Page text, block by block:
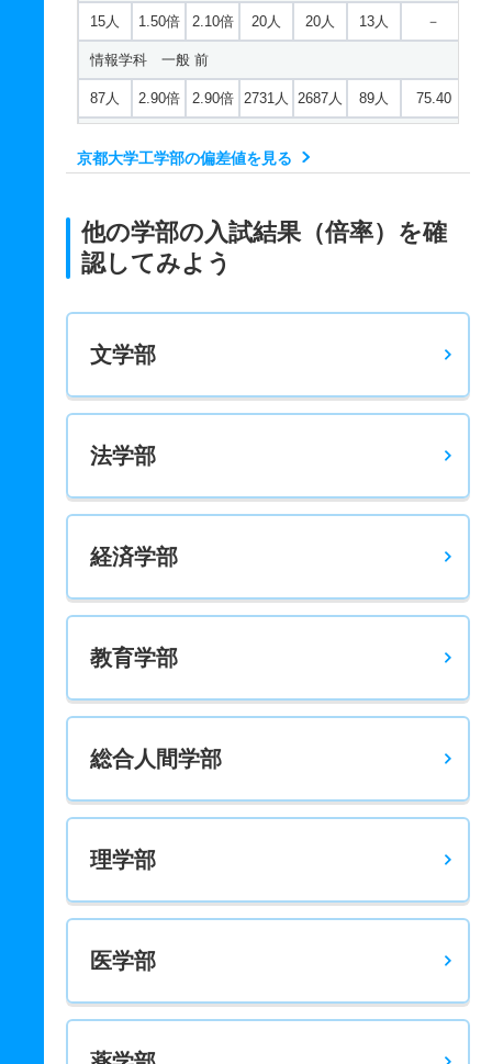
15人 1.50倍 2.10倍 20人 20人 13人 －
情報学科 一般 前
87人 2.90倍 2.90倍 2731人 2687人 89人 75.40
3人 5.50倍 7.50倍 11人 11人 2人 －
123人 2.90倍 2.90倍
物理工学科 一般 前
230人 2.90倍 2.90倍 2731人 2687人 232人 74.20
物理工学科 推薦 特色一般枠共テ
地球工学科 一般 前
151人 2.90倍 71.80
地球工学科 推薦 特色一般枠共テ
京都大学工学部の偏差値を見る
他の学部の入試結果（倍率）を確
認してみよう
文学部
法学部
経済学部
教育学部
総合人間学部
理学部
医学部